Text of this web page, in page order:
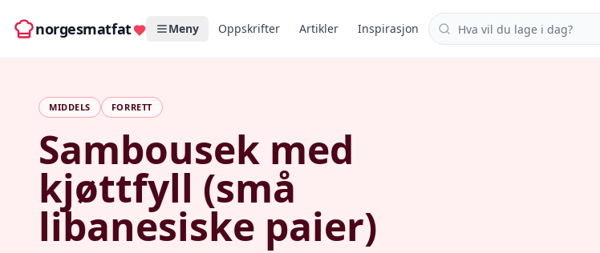
norgesmatfat Meny Oppskrifter Artikler Inspirasjon Søk i oppskrifter
MIDDELS FORRETT
Sambousek med
kjøttfyll (små
libanesiske paier)